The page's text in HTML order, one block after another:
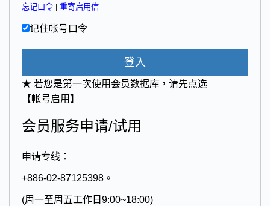
忘记口令 重寄启用信
记住帐号口令
登入
★ 若您是第一次使用会员数据库，请先点选
【帐号启用】
会员服务申请/试用
申请专线：
+886-02-87125398。
(周一至周五工作日9:00~18:00)